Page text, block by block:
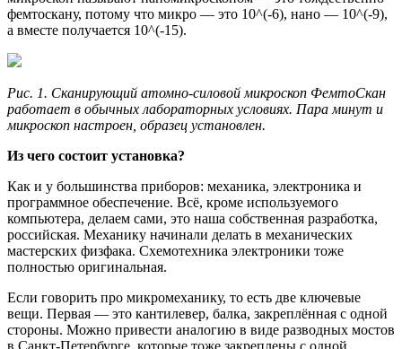
фемтоскану, потому что микро — это 10^(-6), нано — 10^(-9),
а вместе получается 10^(-15).
Рис. 1. Сканирующий атомно-силовой микроскоп ФемтоСкан
работает в обычных лабораторных условиях. Пара минут и
микроскоп настроен, образец установлен.
Из чего состоит установка?
Как и у большинства приборов: механика, электроника и
программное обеспечение. Всё, кроме используемого
компьютера, делаем сами, это наша собственная разработка,
российская. Механику начинали делать в механических
мастерских физфака. Схемотехника электроники тоже
полностью оригинальная.
Если говорить про микромеханику, то есть две ключевые
вещи. Первая — это кантилевер, балка, закреплённая с одной
стороны. Можно привести аналогию в виде разводных мостов
в Санкт-Петербурге, которые тоже закреплены с одной